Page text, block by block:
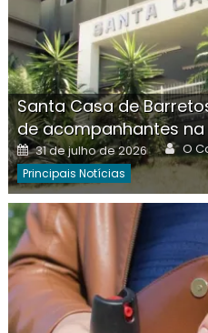
Santa Casa de
de acompanhantes na
Posted
on
31 de julho de 2026 O
Principais Notícias